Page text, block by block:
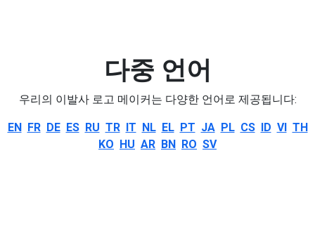
다중 언어
우리의 이발사 로고 메이커는 다양한 언어로 제공됩니다:
EN FR DE ES RU TR IT NL EL PT JA PL CS ID VI TH
KO HU AR BN RO SV